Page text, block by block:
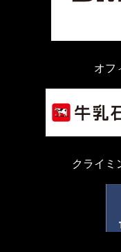
オフ
クライミ